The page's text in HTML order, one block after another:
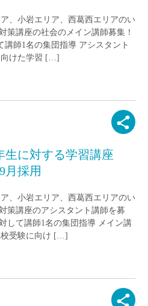
、小岩エリア、西葛西エリアのい
策講座の社会のメイン講師募集！
講師1名の集団指導 アシスタント
向けた学習 […]
生に対する学習講座
採用
、小岩エリア、西葛西エリアのい
策講座のアシスタント講師を募
して講師1名の集団指導 メイン講
校受験に向け […]